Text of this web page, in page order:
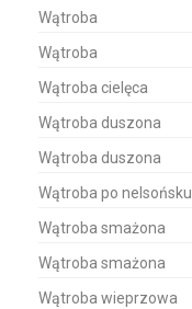
Wątroba
Wątroba
Wątroba cielęca
Wątroba duszona
Wątroba duszona
Wątroba po nelsońsku
Wątroba smażona
Wątroba smażona
Wątroba wieprzowa